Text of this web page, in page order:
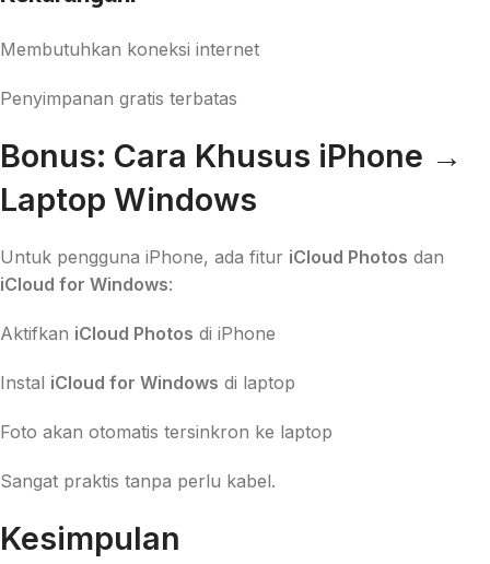
Membutuhkan koneksi internet
Penyimpanan gratis terbatas
Bonus: Cara Khusus iPhone →
Laptop Windows
Untuk pengguna iPhone, ada fitur iCloud Photos dan
iCloud for Windows:
Aktifkan iCloud Photos di iPhone
Instal iCloud for Windows di laptop
Foto akan otomatis tersinkron ke laptop
Sangat praktis tanpa perlu kabel.
Kesimpulan